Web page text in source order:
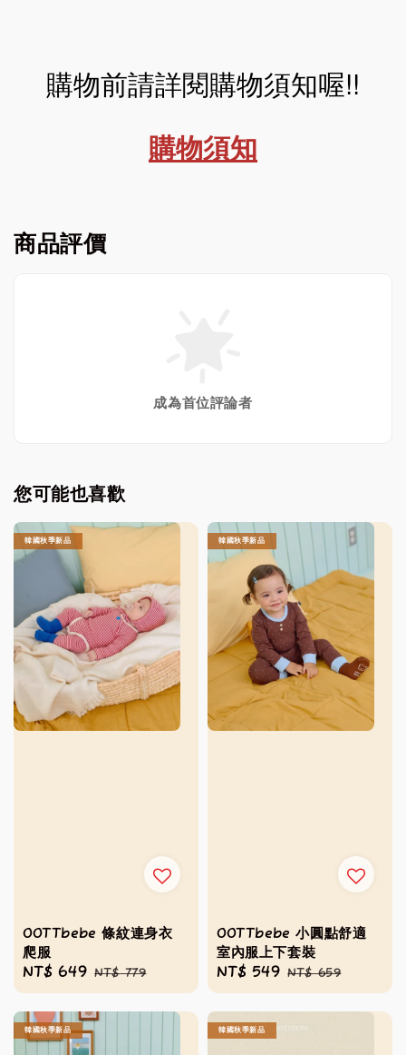
購物前請詳閱購物須知喔!!
購物須知
商品評價
成為首位評論者
您可能也喜歡
韓國秋季新品
OOTTbebe 條紋連身衣
爬服
Sale
price
NT$ 649 Regular
price
NT$ 779
韓國秋季新品
OOTTbebe 小圓點舒適
室內服上下套裝
Sale
price
NT$ 549 Regular
price
NT$ 659
韓國秋季新品 韓國秋季新品